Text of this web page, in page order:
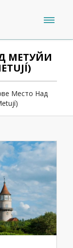
МЕТУЙИ
Место Над